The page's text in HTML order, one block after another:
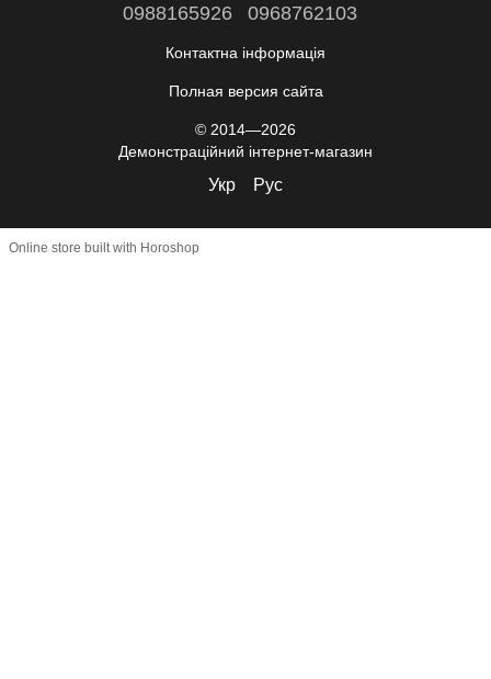
0988165926 0968762103
Контактна інформація
Полная версия сайта
© 2014—2026
Демонстраційний інтернет-магазин
Укр Рус
Online store built with Horoshop